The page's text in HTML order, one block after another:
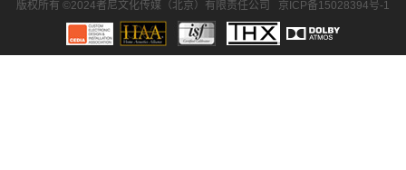
版权所有 ©2024者尼文化传媒（北京）有限责任公司 京ICP备15028394号-1